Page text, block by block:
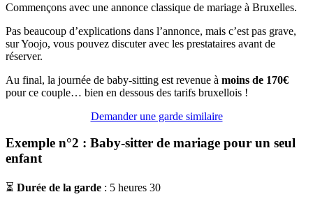
Commençons avec une annonce classique de mariage à Bruxelles.
Pas beaucoup d’explications dans l’annonce, mais c’est pas grave,
sur Yoojo, vous pouvez discuter avec les prestataires avant de
réserver.
Au final, la journée de baby-sitting est revenue à moins de 170€
pour ce couple… bien en dessous des tarifs bruxellois !
Demander une garde similaire
Exemple n°2 : Baby-sitter de mariage pour un seul
enfant
⏳ Durée de la garde : 5 heures 30